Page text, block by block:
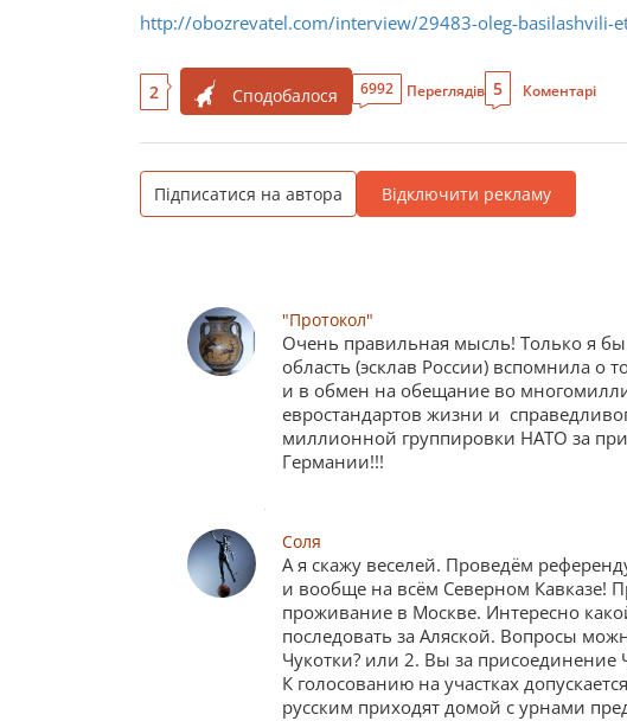
http://obozrevatel.com/interview/29483-oleg-basilashvili-
2 Сподобалося 6992 Переглядів 5 Коментарі
Підписатися на автора Відключити рекламу
"Протокол"
Очень правильная мысль! Только я бы
область (эсклав России) вспомнила о
и в обмен на обещание во
евростандартов жизни и
миллионной группировки НАТО за
Германии!!!
Соля
А я скажу веселей. Проведём
и вообще на всём Северном Кавказе!
проживание в Москве. Интересно
последовать за Аляской. Вопросы
Чукотки? или 2. Вы за присоединение
К голосованию на участках
русским приходят домой с урнами